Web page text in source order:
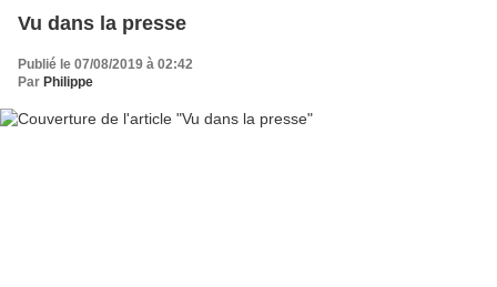
Vu dans la presse
Publié le 07/08/2019 à 02:42
Par Philippe